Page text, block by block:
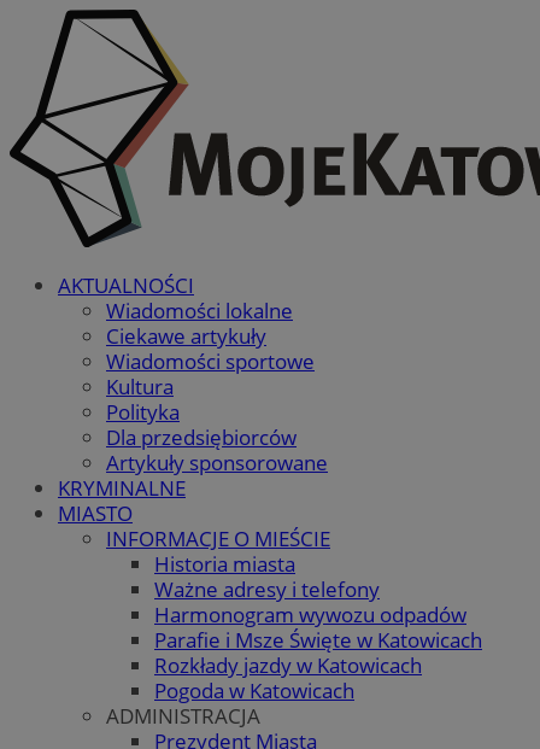
AKTUALNOŚCI
Wiadomości lokalne
Ciekawe artykuły
Wiadomości sportowe
Kultura
Polityka
Dla przedsiębiorców
Artykuły sponsorowane
KRYMINALNE
MIASTO
INFORMACJE O MIEŚCIE
Historia miasta
Ważne adresy i telefony
Harmonogram wywozu odpadów
Parafie i Msze Święte w Katowicach
Rozkłady jazdy w Katowicach
Pogoda w Katowicach
ADMINISTRACJA
Prezydent Miasta